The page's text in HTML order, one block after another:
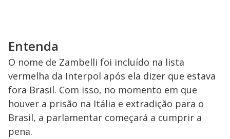
o
Entenda
O nome de Zambelli foi incluído na lista
vermelha da Interpol após ela dizer que estava
fora Brasil. Com isso, no momento em que
houver a prisão na Itália e extradição para o
Brasil, a parlamentar começará a cumprir a
pena.